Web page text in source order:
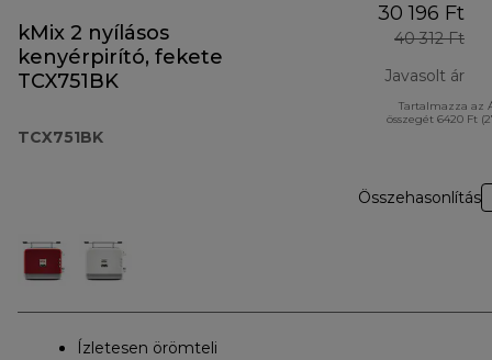
kMix 2 nyílásos
kenyérpirító, fekete
TCX751BK
TCX751BK
30 196 Ft
40 312 Ft
Javasolt ár
Tartalmazza az
összegét 6420 Ft
Összehasonlítás
Ízletesen örömteli